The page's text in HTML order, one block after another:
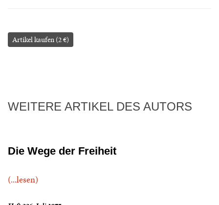
Artikel kaufen (2 €)
WEITERE ARTIKEL DES AUTORS
Die Wege der Freiheit
(...lesen)